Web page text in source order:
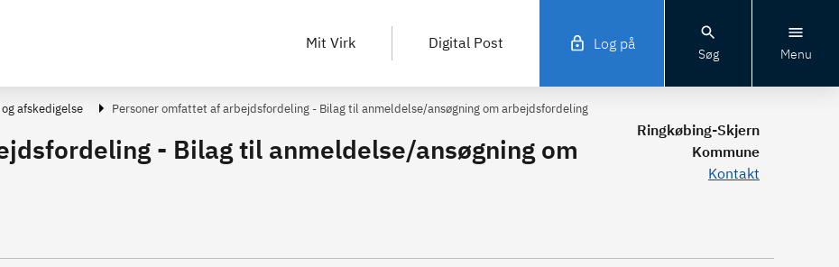
Mit Virk
Digital Post Log på
Søg Menu
afskedigelse Personer omfattet af arbejdsfordeling - Bilag til anmeldelse/ansøgning om arbejdsfordeling
- Bilag til anmeldelse/ansøgning om
Ringkøbing-Skjern
Kommune
Kontakt